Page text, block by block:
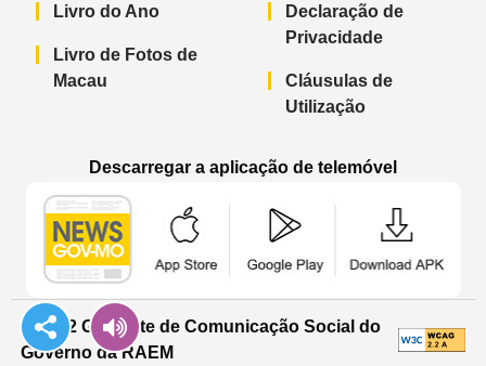
Livro do Ano
Livro de Fotos de
Macau
Declaração de
Privacidade
Cláusulas de
Utilização
Descarregar a aplicação de telemóvel
© 2022 Gabinete de Comunicação Social do
Governo da RAEM